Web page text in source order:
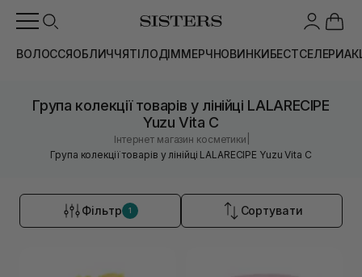
ВОЛОССЯОБЛИЧЧЯТІЛОДІММЕРЧНОВИНКИБЕСТСЕЛЕРИ
Група колекції товарів у лінійці LALARECIPE
Yuzu Vita C
Інтернет магазин косметики
Група колекції товарів у лінійці LALARECIPE Yuzu Vita C
Фільтр 1 Сортувати